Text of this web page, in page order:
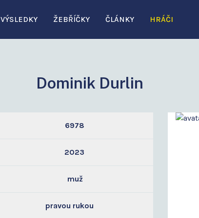
VÝSLEDKY ŽEBŘÍČKY ČLÁNKY HRÁČI
Dominik Durlin
6978
2023
muž
pravou rukou